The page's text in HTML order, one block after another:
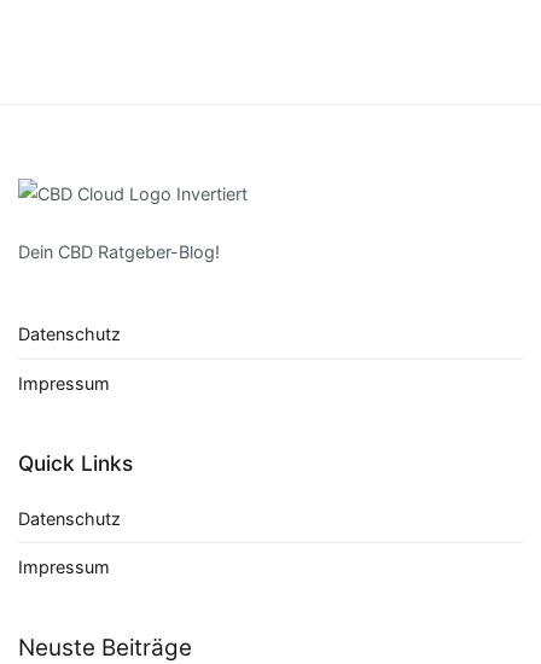
Dein CBD Ratgeber-Blog!
Datenschutz
Impressum
Quick Links
Datenschutz
Impressum
Neuste Beiträge